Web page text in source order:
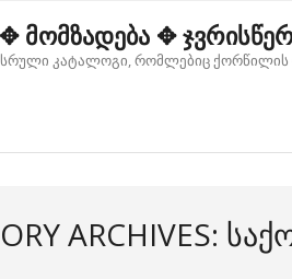
მომზადება ✥
კატალოგი, რომლებიც ქორწილის
ARCHIVES: